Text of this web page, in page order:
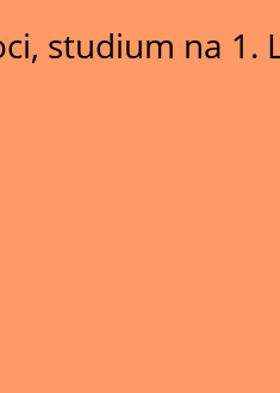
studium na 1.